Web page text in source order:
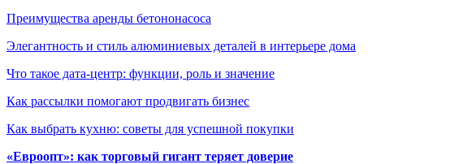
Преимущества аренды бетононасоса
Элегантность и стиль алюминиевых деталей в интерьере дома
Что такое дата-центр: функции, роль и значение
Как рассылки помогают продвигать бизнес
Как выбрать кухню: советы для успешной покупки
«Евроопт»: как торговый гигант теряет доверие